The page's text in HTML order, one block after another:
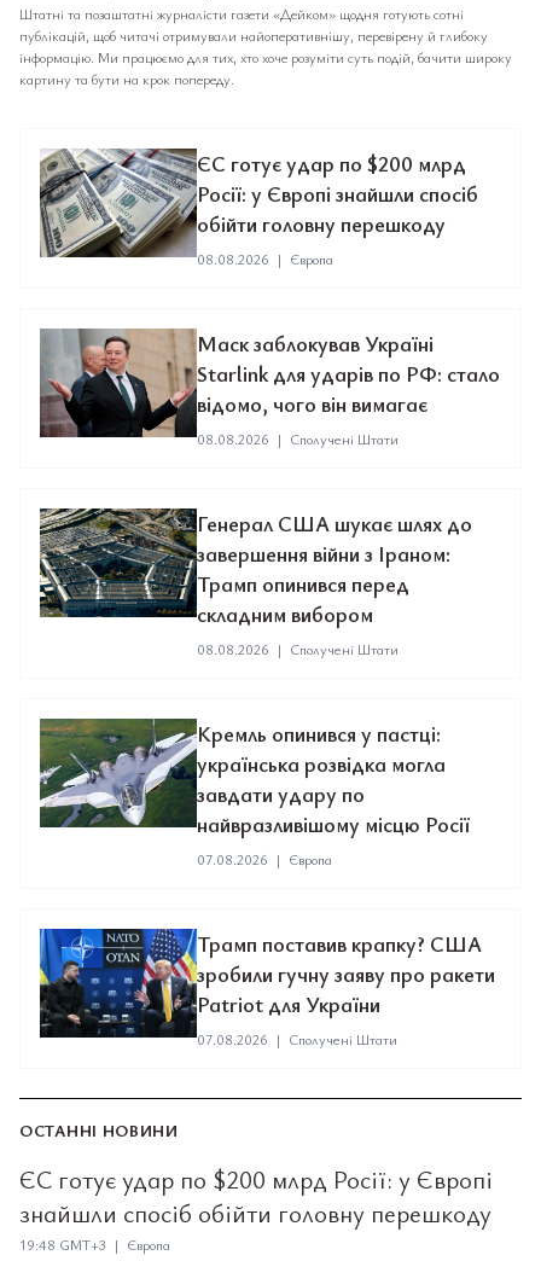
Штатні та позаштатні журналісти газети «Дейком» щодня готують сотні
публікацій, щоб читачі отримували найоперативнішу, перевірену й глибоку
інформацію. Ми працюємо для тих, хто хоче розуміти суть подій, бачити широку
картину та бути на крок попереду.
ЄС готує удар по $200 млрд
Росії: у Європі знайшли спосіб
обійти головну перешкоду
08.08.2026 | Європа
Маск заблокував Україні
Starlink для ударів по РФ: стало
відомо, чого він вимагає
08.08.2026 | Сполучені Штати
Генерал США шукає шлях до
завершення війни з Іраном:
Трамп опинився перед
складним вибором
08.08.2026 | Сполучені Штати
Кремль опинився у пастці:
українська розвідка могла
завдати удару по
найвразливішому місцю Росії
07.08.2026 | Європа
Трамп поставив крапку? США
зробили гучну заяву про ракети
Patriot для України
07.08.2026 | Сполучені Штати
ОСТАННІ НОВИНИ
ЄС готує удар по $200 млрд Росії: у Європі
знайшли спосіб обійти головну перешкоду
19:48 GMT+3 | Європа